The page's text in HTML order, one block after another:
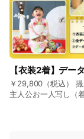
【衣装2着】デー
￥29,800（税込） 撮
主人公お一人写し（